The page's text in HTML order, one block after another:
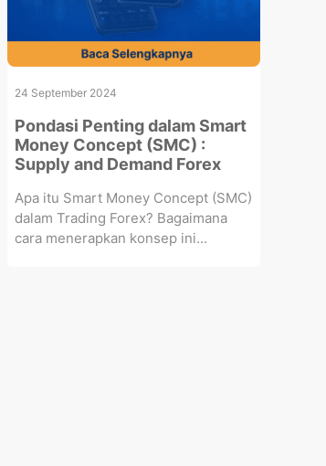
24 September 2024
Pondasi Penting dalam Smart
Money Concept (SMC) :
Supply and Demand Forex
Apa itu Smart Money Concept (SMC)
dalam Trading Forex? Bagaimana
cara menerapkan konsep ini...